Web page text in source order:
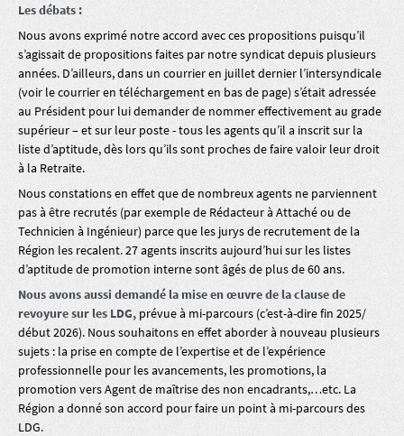
Les débats :
Nous avons exprimé notre accord avec ces propositions puisqu’il
s’agissait de propositions faites par notre syndicat depuis plusieurs
années. D’ailleurs, dans un courrier en juillet dernier l’intersyndicale
(voir le courrier en téléchargement en bas de page) s’était adressée
au Président pour lui demander de nommer effectivement au grade
supérieur – et sur leur poste - tous les agents qu’il a inscrit sur la
liste d’aptitude, dès lors qu’ils sont proches de faire valoir leur droit
à la Retraite.
Nous constations en effet que de nombreux agents ne parviennent
pas à être recrutés (par exemple de Rédacteur à Attaché ou de
Technicien à Ingénieur) parce que les jurys de recrutement de la
Région les recalent. 27 agents inscrits aujourd’hui sur les listes
d’aptitude de promotion interne sont âgés de plus de 60 ans.
Nous avons aussi demandé la mise en œuvre de la clause de
revoyure sur les LDG, prévue à mi-parcours (c’est-à-dire fin 2025/
début 2026). Nous souhaitons en effet aborder à nouveau plusieurs
sujets : la prise en compte de l’expertise et de l’expérience
professionnelle pour les avancements, les promotions, la
promotion vers Agent de maîtrise des non encadrants,…etc. La
Région a donné son accord pour faire un point à mi-parcours des
LDG.